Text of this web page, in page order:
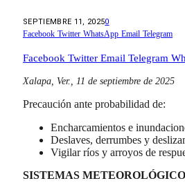
SEPTIEMBRE 11, 20250
Facebook Twitter WhatsApp Email Telegram
Facebook Twitter Email Telegram
Xalapa, Ver., 11 de septiembre de 2025
Precaución ante probabilidad de:
Encharcamientos e
Deslaves, derrumbes y
Vigilar ríos y arroyos de
SISTEMAS